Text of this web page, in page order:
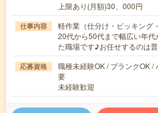
上限あり(月額)30、000円
仕事内容
軽作業（仕分け・ピッキング
20代から50代まで幅広い年
た職場です♪お任せするのは
応募資格
職種未経験OK / ブランクOK /
要
未経験歓迎